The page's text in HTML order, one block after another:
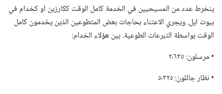
ينخرط عدد من المسيحيين في الخدمة كامل الوقت ككارزين او كخدام في
بيوت ايل.‏ ويجري الاعتناء بحاجات بعض المتطوعين الذين يخدمون كامل
الوقت بواسطة التبرعات الطوعية.‏ بين هؤلاء الخدام:‏
‏• مرسلون:‏ ٢٬٦٣٥
‏• نظار جائلون:‏ ٥٬٣٢٥